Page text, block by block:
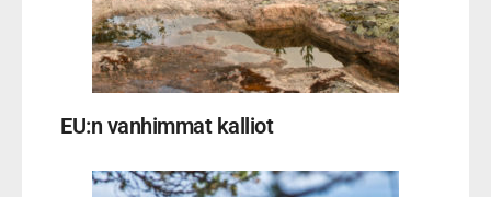
EU:n vanhimmat kalliot